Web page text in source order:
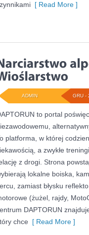
[ Read More ]
GRU -
ADMIN
to portal
platforma, w której
a zwykłe
z drogi. Strona
lokalne boiska,
zamiast błysku
(żużel, rajdy,
DAPTORUN
chce [ Read More ]